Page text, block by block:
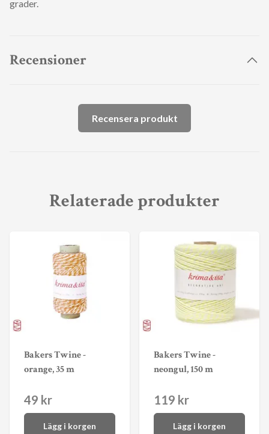
grader.
Recensioner
Recensera produkt
Relaterade produkter
Bakers Twine -
orange, 35 m
49 kr
Lägg i korgen
Bakers Twine -
neongul, 150 m
119 kr
Lägg i korgen